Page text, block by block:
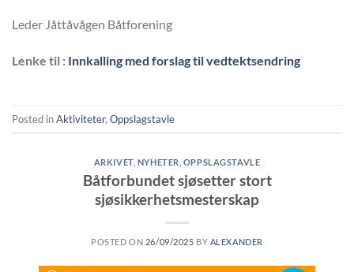
Leder Jåttåvågen Båtforening
Lenke til : Innkalling med forslag til vedtektsendring
Posted inAktiviteter, Oppslagstavle
ARKIVET, NYHETER OPPSLAGSTAVLE
Båtforbundet sjøsetter stort
sjøsikkerhetsmesterskap
POSTED ON 26/09/2025 BY ALEXANDER